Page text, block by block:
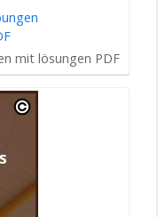
mit lösungen PDF